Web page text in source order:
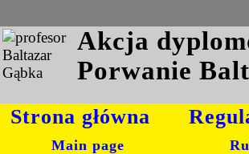
Akcja
Porwanie
Strona główna
Main page